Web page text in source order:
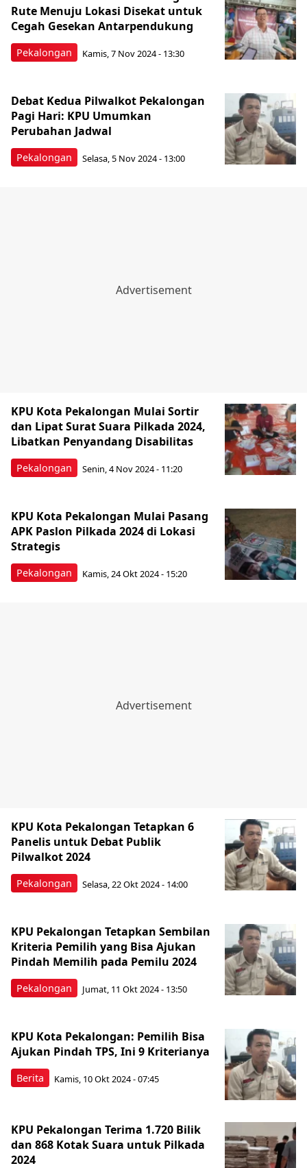
Pekalongan
Rute Menuju Lokasi Disekat untuk
Cegah Gesekan Antarpendukung
Kamis, 7 Nov 2024 - 13:30
Pekalongan
Debat Kedua Pilwalkot Pekalongan
Pagi Hari: KPU Umumkan
Perubahan Jadwal
Selasa, 5 Nov 2024 - 13:00
Pekalongan
KPU Kota Pekalongan Mulai Sortir
dan Lipat Surat Suara Pilkada 2024,
Libatkan Penyandang Disabilitas
Senin, 4 Nov 2024 - 11:20
Pekalongan
KPU Kota Pekalongan Mulai Pasang
APK Paslon Pilkada 2024 di Lokasi
Strategis
Kamis, 24 Okt 2024 - 15:20
Pekalongan
KPU Kota Pekalongan Tetapkan 6
Panelis untuk Debat Publik
Pilwalkot 2024
Selasa, 22 Okt 2024 - 14:00
Pekalongan
KPU Pekalongan Tetapkan Sembilan
Kriteria Pemilih yang Bisa Ajukan
Pindah Memilih pada Pemilu 2024
Jumat, 11 Okt 2024 - 13:50
Berita
KPU Kota Pekalongan: Pemilih Bisa
Ajukan Pindah TPS, Ini 9 Kriterianya
Kamis, 10 Okt 2024 - 07:45
KPU Pekalongan Terima 1.720 Bilik
dan 868 Kotak Suara untuk Pilkada
2024